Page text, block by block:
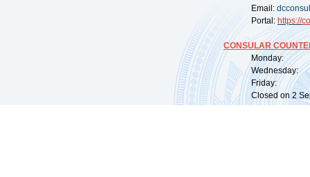
Email:
Portal: https://
CONSULAR
Monday:
Wednesday:
Friday:
Closed on 2